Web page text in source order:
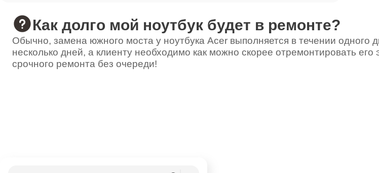
Простой ремонт основной платы
Как долго мой ноутбук будет в ремонте?
Обычно, замена южного моста у ноутбука Acer выполняется в течении одного
несколько дней, а клиенту необходимо как можно скорее отремонтировать
срочного ремонта без очереди!